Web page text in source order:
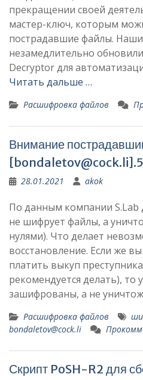
прекращении своей
мастер-ключ, которым
пострадавшие файлы.
незамедлительно
Decryptor для
Читать дальше …
Расшифровка файлов
Внимание
[bondaletov@cock.li
28.01.2021 akok
По данным компании
не шифрует файлы, а
нулями). Что делает
восстановление. Если же
платить выкуп
рекомендуется делать), то
зашифрованы, а не
Расшифровка файлов
bondaletov@cock.li
Скрипт PoSH-R2 для